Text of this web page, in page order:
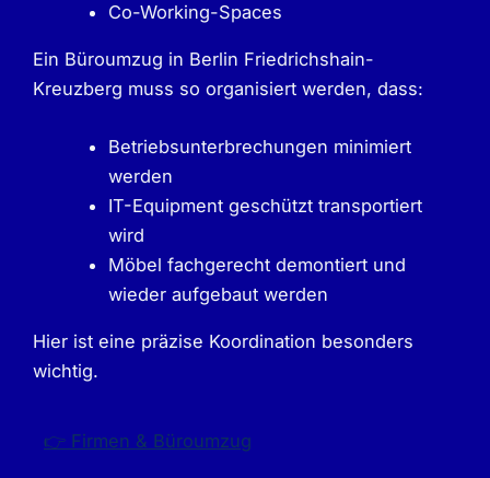
Co-Working-Spaces
Ein Büroumzug in Berlin Friedrichshain-
Kreuzberg muss so organisiert werden, dass:
Betriebsunterbrechungen minimiert
werden
IT-Equipment geschützt transportiert
wird
Möbel fachgerecht demontiert und
wieder aufgebaut werden
Hier ist eine präzise Koordination besonders
wichtig.
👉 Firmen & Büroumzug